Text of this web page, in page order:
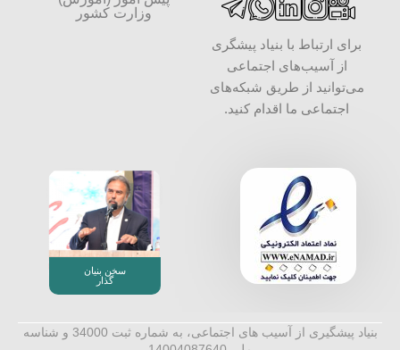
برای ارتباط با بنیاد پیشگری
از آسیب‌های اجتماعی
می‌توانید از طریق شبکه‌‎های
اجتماعی ما اقدام کنید.
وزارت کشور
سخن بنیان
گذار
بنیاد پیشگیری از آسیب های اجتماعی، به شماره ثبت 34000 و شناسه